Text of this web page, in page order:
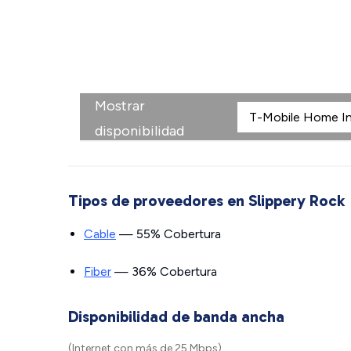
Mostrar
disponibilidad
Tipos de proveedores en Slippery Rock
Cable — 55% Cobertura
Fiber — 36% Cobertura
Disponibilidad de banda ancha
(Internet con más de 25 Mbps)